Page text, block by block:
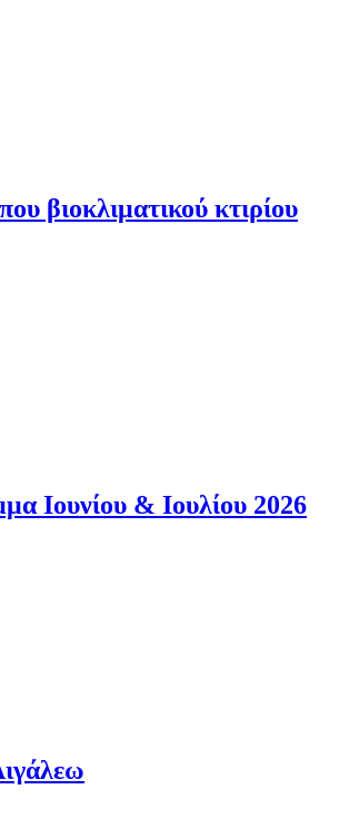
βιοκλιματικού κτιρίου
Ιουνίου & Ιουλίου 2026